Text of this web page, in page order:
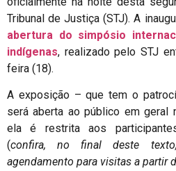
Tribunal de Justiça (STJ). A
abertura do simpósio
indígenas, realizado pelo STJ
feira (18).
A exposição – que tem o
será aberta ao público em geral
ela é restrita aos
(confira, no final deste
agendamento para visitas a partir